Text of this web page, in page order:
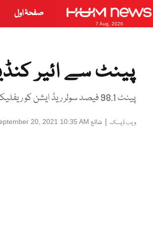
7 Aug, 2026
صفحۂ اول
پینٹ سے ائیر
پینٹ 98.1 فیصد سولر ریڈ ایشن کو ریفلیکٹ کرسکتا ہے جبکہ انفراریڈ حرارت کو بھی خارج کرتا ہے
ویب ڈیسک | شائع 20, 2021 10:35 AM